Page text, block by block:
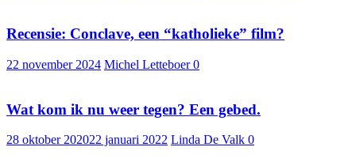
Recensie: Conclave, een “katholieke” film?
22 november 2024 Michel Letteboer0
Wat kom ik nu weer tegen? Een gebed.
28 oktober 202022 januari 2022 Linda De Valk 0